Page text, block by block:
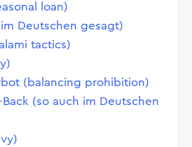
loan)
Deutschen gesagt)
tactics)
(balancing prohibition)
Back (so auch im Deutschen